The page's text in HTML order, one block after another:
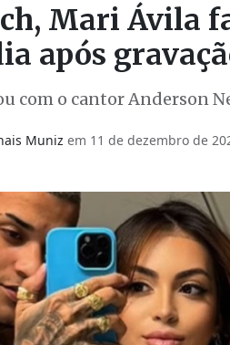
Mari Ávila
após
com o cantor Anderson
Muniz em 11 de dezembro de